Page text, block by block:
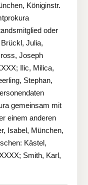
Königinstr.
oder
Julia,
Joseph
Ilic, Milica,
Stephan,
gemeinsam mit
einem anderen
Isabel, München,
Kästel,
Smith, Karl,